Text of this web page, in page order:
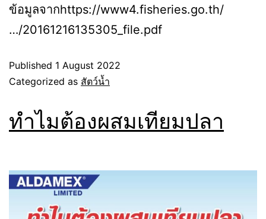
ข้อมูลจากhttps://www4.fisheries.go.th/
…/20161216135305_file.pdf
Published 1 August 2022
Categorized as สัตว์น้ำ
ทำไมต้องผสมเทียมปลา